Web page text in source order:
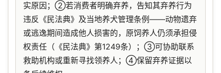
实原因；②若消费者明确弃养，告知其弃养行为
违反《民法典》及当地养犬管理条例——动物遗弃
或逃逸期间造成他人损害的，原饲养人仍须承担侵
权责任（《民法典》第1249条）；③可协助联系
救助机构或重新寻找领养人；④保留弃养证据以